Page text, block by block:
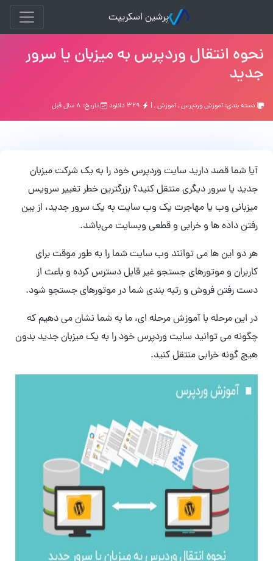
پرشین اسکریپت
نحوه انتقال وردپرس به میزبان یا سرور
جدید
دسته بندی: آموزش وردپرس,آموزش, | تاریخ: ۸ سال قبل
آیا شما قصد دارید سایت وردپرس خود را به یک شرکت میزبان
جدید یا سرور دیگری منتقل کنید؟ بزرگترین خطر تغییر سرویس
میزبانی وب یا مهاجرت یک وب سایت به یک سرور جدید، از بین
رفتن داده ها و خرابی و قطعی وبسایت می‌باشد.
هر دو این ها می توانند وب سایت شما را به طور موقت برای
کاربران و موتورهای جستجو غیر قابل دسترس کرده و باعث از
دست رفتن فروش و رتبه بندی شما در موتورهای جستجو شود.
در این مرحله با آموزش مرحله ای، ما به شما نشان می دهیم که
چگونه می توانید سایت وردپرس خود را به یک میزبان جدید بدون
هیچ گونه خرابی منتقل کنید.